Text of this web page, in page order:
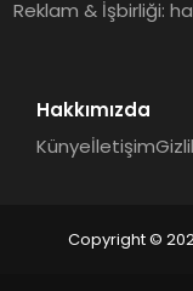
Reklam & İşbirliği:
Hakkımızda
Künyeİletişim
Copyright ©